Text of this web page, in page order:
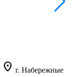
location_on г. Набережные